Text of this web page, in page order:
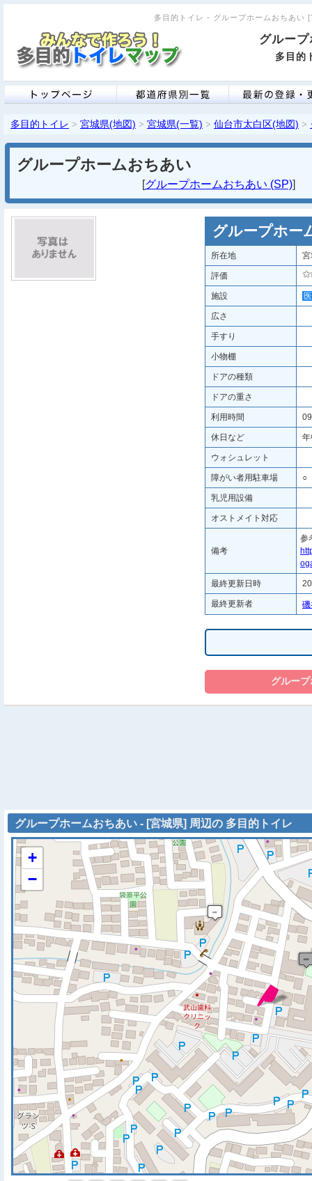
多目的トイレ - グループホームおちあい
グルー
多目的
多目的トイレ > 宮城県(地図) > 宮城県(一覧) > 仙台市太白区(地図) >
グループホームおちあい
[グループホームおちあい (SP)
グループホー
所在地
評価
施設 医
広さ
手すり
小物棚
ドアの種類
ドアの重さ
利用時間
休日など
ウォシュレット
障がい者用駐車場 ○
乳児用設備
オストメイト対応
備考
参
最終更新日時
最終更新者
グループホームおちあい - [宮城県] 周辺の 多目的トイレ
※ マップを検索、表示中
+
−